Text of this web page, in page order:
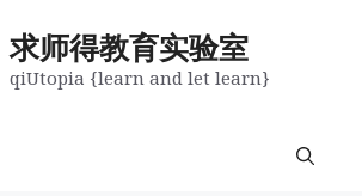
求师得教育实验室
qiUtopia {learn and let learn}